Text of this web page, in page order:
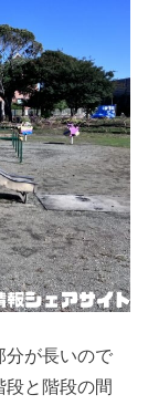
分が長いので
段と階段の間